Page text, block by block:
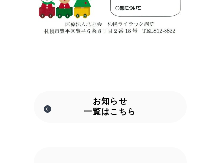
お知らせ
一覧はこちら